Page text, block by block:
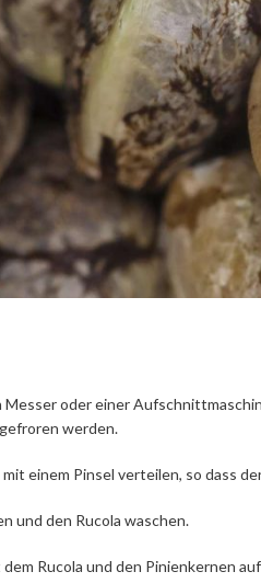
oder einer
werden.
einem Pinsel verteilen, so dass
und den Rucola waschen.
Rucola und den Pinienkernen